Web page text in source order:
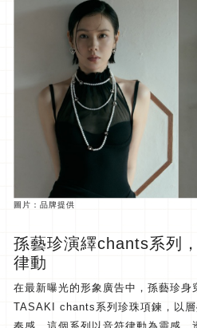
圖片：品牌提供
孫藝珍演繹chants系列
律動
在最新曝光的形象廣告中，孫藝珍身
TASAKI chants系列珍珠項鍊， 以